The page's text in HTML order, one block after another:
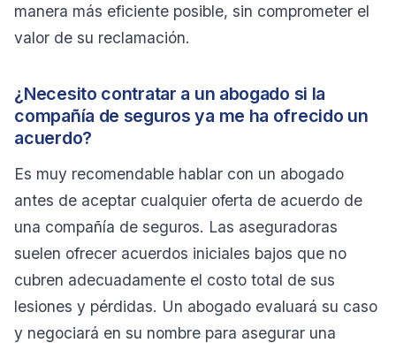
manera más eficiente posible, sin comprometer el
valor de su reclamación.
¿Necesito contratar a un abogado si la
compañía de seguros ya me ha ofrecido un
acuerdo?
Es muy recomendable hablar con un abogado
antes de aceptar cualquier oferta de acuerdo de
una compañía de seguros. Las aseguradoras
suelen ofrecer acuerdos iniciales bajos que no
cubren adecuadamente el costo total de sus
lesiones y pérdidas. Un abogado evaluará su caso
y negociará en su nombre para asegurar una